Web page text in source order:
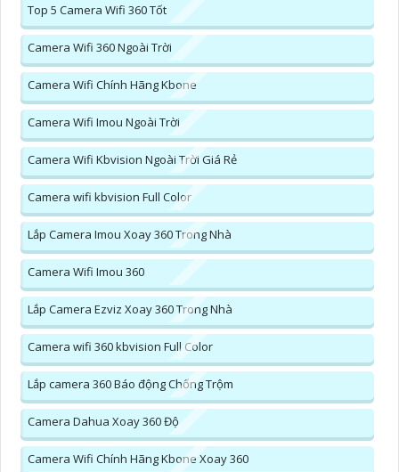
Top 5 Camera Wifi 360 Tốt
Camera Wifi 360 Ngoài Trời
Camera Wifi Chính Hãng Kbone
Camera Wifi Imou Ngoài Trời
Camera Wifi Kbvision Ngoài Trời Giá Rẻ
Camera wifi kbvision Full Color
Lắp Camera Imou Xoay 360 Trong Nhà
Camera Wifi Imou 360
Lắp Camera Ezviz Xoay 360 Trong Nhà
Camera wifi 360 kbvision Full Color
Lắp camera 360 Báo động Chống Trộm
Camera Dahua Xoay 360 Độ
Camera Wifi Chính Hãng Kbone Xoay 360